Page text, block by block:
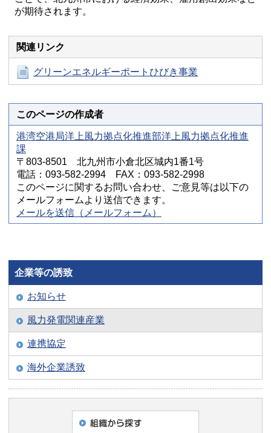
が期待されます。
関連リンク
グリーンエネルギーポートひびき事業
このページの作成者
港湾空港局洋上風力拠点化推進部洋上風力拠点化推進
課
〒803-8501 北九州市小倉北区城内1番1号
電話：093-582-2994 FAX：093-582-2998
このページに関するお問い合わせ、ご意見等は以下の
メールフォームより送信できます。
メールを送信（メールフォーム）
企業等の誘致
お知らせ
風力発電関連産業
連携協定
海外企業誘致